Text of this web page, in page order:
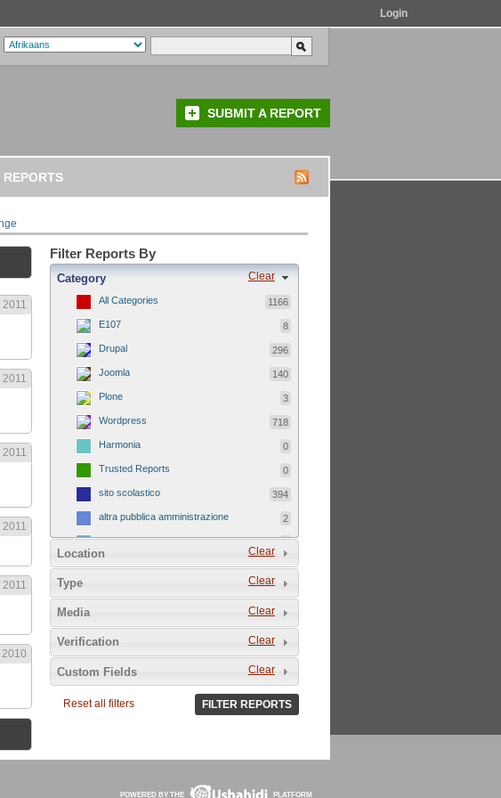
Login
SUBMIT A REPORT
2011
2011
2011
Filter Reports By
Clear
Category
All Categories 1166
E107 8
Drupal 296
Joomla 140
Plone 3
Wordpress 718
Harmonia 0
Trusted Reports 0
sito scolastico 394
altra pubblica amministrazione 2
sito tematico 8
Clear
Location
Clear
Type
Clear
Media
Clear
Verification
Clear
Custom Fields
Reset all filters FILTER REPORTS
POWERED BY THE PLATFORM